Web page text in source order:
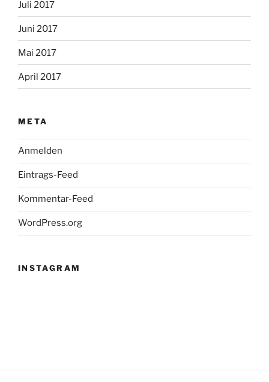
Juli 2017
Juni 2017
Mai 2017
April 2017
META
Anmelden
Eintrags-Feed
Kommentar-Feed
WordPress.org
INSTAGRAM